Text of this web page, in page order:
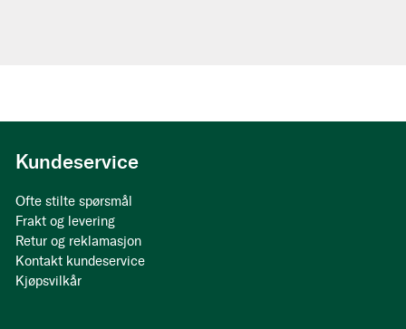
Kundeservice
Ofte stilte spørsmål
Frakt og levering
Retur og reklamasjon
Kontakt kundeservice
Kjøpsvilkår